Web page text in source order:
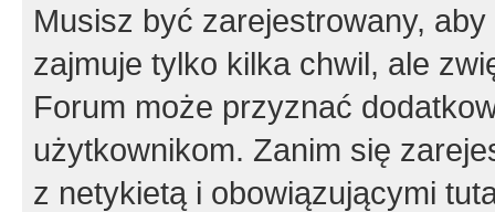
Musisz być zarejestrowany,
zajmuje tylko kilka chwil, ale
Forum może przyznać
użytkownikom. Zanim się
z netykietą i obowiązującymi